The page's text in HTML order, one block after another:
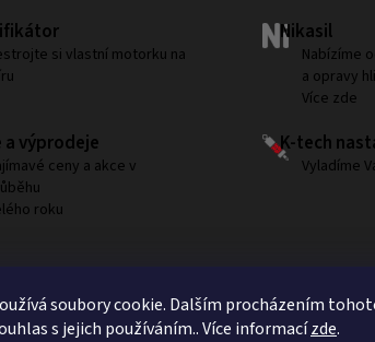
soubory cookie. Dalším procházením
s jejich používáním.. Více informacízde.
si vlastní motorku na
Nikasil
Nabízíme
a opravy
Více zde
a výprodeje
ceny a akce v
roku
K-tech
Vyladíme